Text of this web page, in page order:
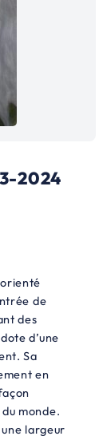
2024
de
des
d’une
Sa
en
monde.
largeur